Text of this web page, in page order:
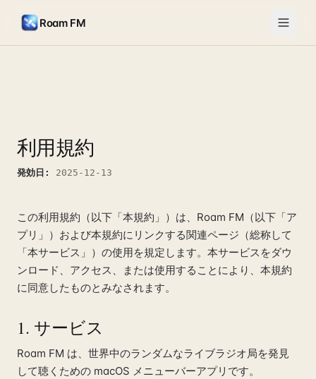
Roam FM
利用規約
発効日 : 2025-12-13
この利用規約（以下「本規約」）は、Roam FM（以下「ア
プリ」）および本規約にリンクする関連ページ（総称して
「本サービス」）の使用を規定します。本サービスをダウ
ンロード、アクセス、または使用することにより、本規約
に同意したものとみなされます。
1. サービス
Roam FM は、世界中のランダムなライブラジオ局を発見
して聴くための macOS メニューバーアプリです。